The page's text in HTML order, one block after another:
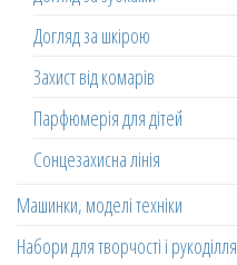
Догляд за шкірою
Захист від комарів
Парфюмерія для дітей
Сонцезахисна лінія
Машинки, моделі техніки
Набори для творчості і рукоділля